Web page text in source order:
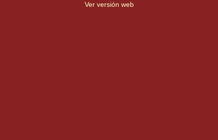
Ver versión web